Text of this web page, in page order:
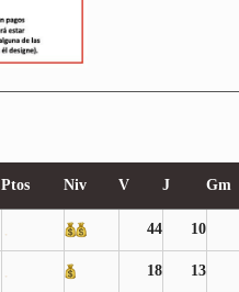
Ptos Niv V J Gm
44 10
18 13